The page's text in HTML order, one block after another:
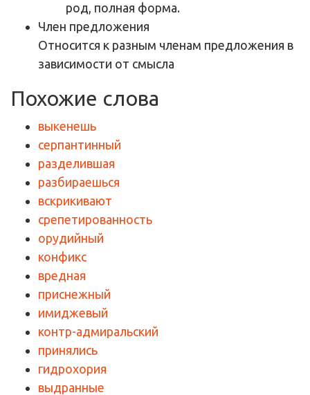
род, полная форма.
Член предложения
Относится к разным членам предложения в
зависимости от смысла
Похожие слова
выкенешь
серпантинный
разделившая
разбираешься
вскрикивают
срепетированность
орудийный
конфикс
вредная
приснежный
имиджевый
контр-адмиральский
принялись
гидрохория
выдранные